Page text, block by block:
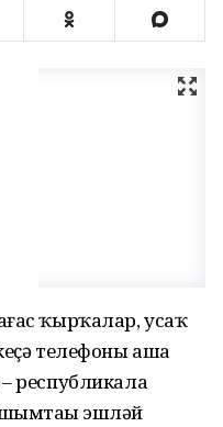
ҡырҡалар, усаҡ
телефоны аша
республикала
эшләй